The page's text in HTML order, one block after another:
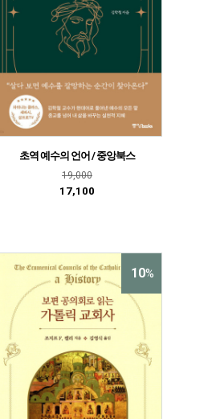
초역 예수의 언어 / 중앙북스
19,000
17,100
10%